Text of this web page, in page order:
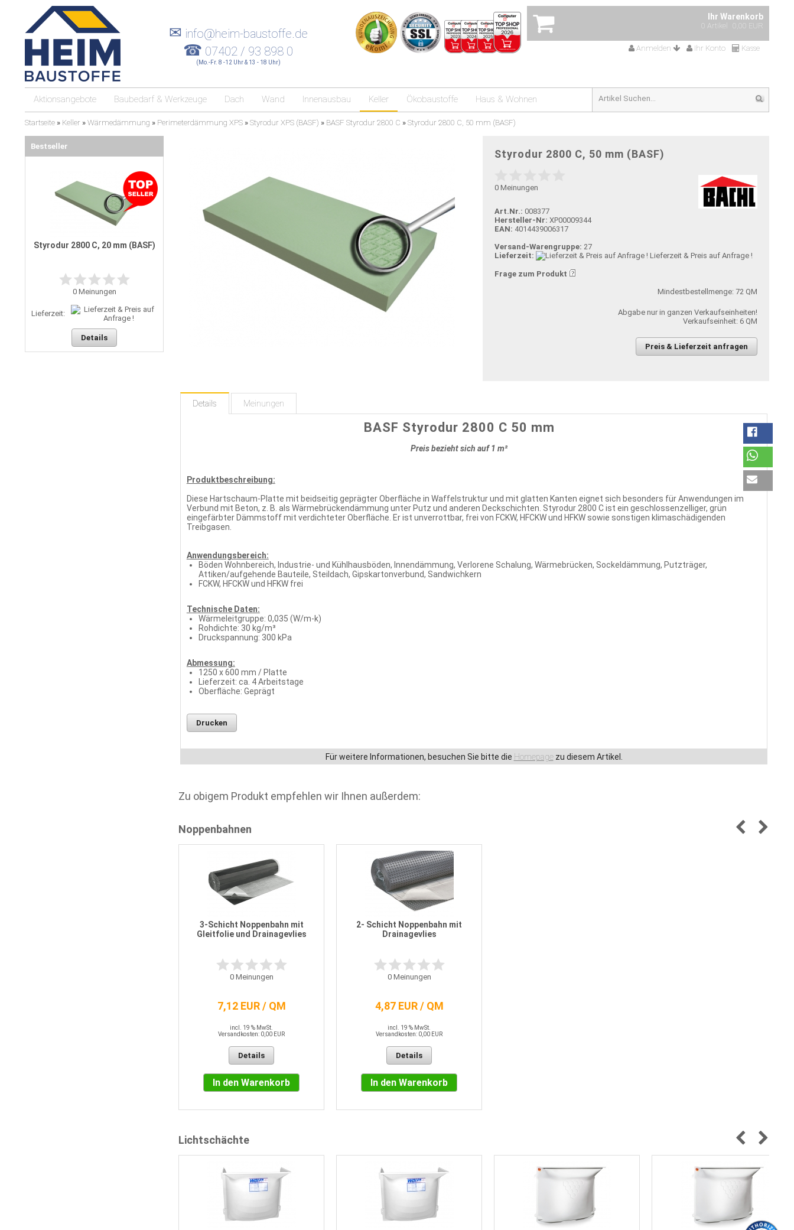
Ihr Warenkorb
0 Artikel 0,00 EUR
Anmelden Ihr Konto Kasse
✉ info@heim-baustoffe.de
☎ 07402 / 93 898 0
(Mo.-Fr. 8 -12 Uhr & 13 - 18 Uhr)
Aktionsangebote Baubedarf & Werkzeuge Dach Wand Innenausbau Keller Ökobaustoffe Haus & Wohnen
Startseite » Keller » Wärmedämmung » Perimeterdämmung XPS » Styrodur XPS (BASF) » BASF Styrodur 2800 C » Styrodur 2800 C, 50 mm (BASF)
Styrodur 2800 C, 50 mm (BASF)
0 Meinungen
Art.Nr.: 008377
Hersteller-Nr: XP00009344
EAN: 4014439006317
Versand-Warengruppe: 27
Lieferzeit:
Lieferzeit & Preis auf Anfrage !
Frage zum Produkt
Mindestbestellmenge: 72 QM
Abgabe nur in ganzen Verkaufseinheiten!
Verkaufseinheit: 6 QM
Preis & Lieferzeit anfragen
Details Meinungen
BASF Styrodur 2800 C 50 mm
Preis bezieht sich auf 1 m²
Produktbeschreibung:
Diese Hartschaum-Platte mit beidseitig geprägter Oberfläche in Waffelstruktur und mit glatten Kanten eignet sich besonders für Anwendungen im
Verbund mit Beton, z. B. als Wärmebrückendämmung unter Putz und anderen Deckschichten. Styrodur 2800 C ist ein geschlossenzelliger, grün
eingefärbter Dämmstoff mit verdichteter Oberfläche. Er ist unverrottbar, frei von FCKW, HFCKW und HFKW sowie sonstigen klimaschädigenden
Treibgasen.
Anwendungsbereich:
Böden Wohnbereich, Industrie- und Kühlhausböden, Innendämmung, Verlorene Schalung, Wärmebrücken, Sockeldämmung, Putzträger,
Attiken/aufgehende Bauteile, Steildach, Gipskartonverbund, Sandwichkern
FCKW, HFCKW und HFKW frei
Technische Daten:
Wärmeleitgruppe: 0,035 (W/m-k)
Rohdichte: 30 kg/m³
Druckspannung: 300 kPa
Abmessung:
1250 x 600 mm / Platte
Lieferzeit: ca. 4 Arbeitstage
Oberfläche: Geprägt
Drucken
Für weitere Informationen, besuchen Sie bitte die Homepagezu diesem Artikel.
Zu obigem Produkt empfehlen wir Ihnen außerdem:
Noppenbahnen
3-Schicht Noppenbahn mit
Gleitfolie und Drainagevlies
0Meinungen
7,12 EUR / QM
incl. 19 % MwSt.
Versandkosten: 0,00 EUR
Details
In den Warenkorb
2- Schicht Noppenbahn mit
Drainagevlies
0Meinungen
4,87 EUR / QM
incl. 19 % MwSt.
Versandkosten: 0,00 EUR
Details
In den Warenkorb
Lichtschächte
Bestseller
Styrodur 2800 C, 20 mm (BASF)
0Meinungen
Lieferzeit:
Details